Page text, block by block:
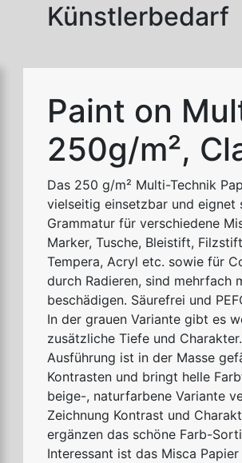
Künstlerbedarf
Paint on
250g/m²,
Das 250 g/m² Multi-Technik
vielseitig einsetzbar und eignet
Grammatur für verschiedene
Marker, Tusche, Bleistift,
Tempera, Acryl etc. sowie für
durch Radieren, sind mehrfach
beschädigen. Säurefrei und
In der grauen Variante gibt es
zusätzliche Tiefe und
Ausführung ist in der Masse
Kontrasten und bringt helle
beige-, naturfarbene Variante
Zeichnung Kontrast und
ergänzen das schöne Farb-
Interessant ist das Misca